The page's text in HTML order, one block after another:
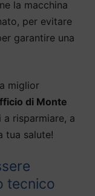
la macchina
per evitare
garantire una
miglior
di Monte
a risparmiare, a
tua salute!
tecnico